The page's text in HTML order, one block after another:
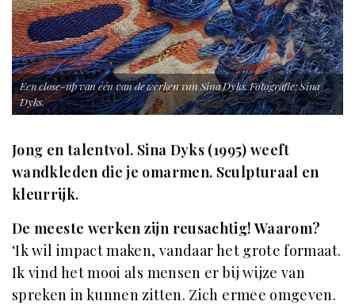
Een close-up van één van de werken van Sina Dyks. Fotografie: Sina
Dyks.
Jong en talentvol. Sina Dyks (1995) weeft
wandkleden die je omarmen. Sculpturaal en
kleurrijk.
De meeste werken zijn reusachtig! Waarom?
‘Ik wil impact maken, vandaar het grote formaat.
Ik vind het mooi als mensen er bij wijze van
spreken in kunnen zitten. Zich ermee omgeven.